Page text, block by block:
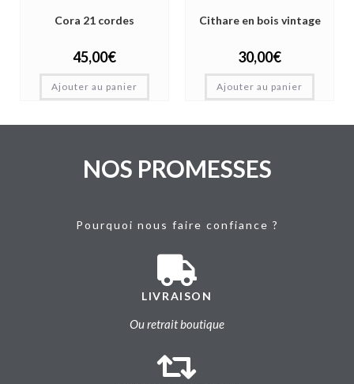
Cora 21 cordes
45,00€
Ajouter au panier
Cithare en bois vintage
30,00€
Ajouter au panier
NOS PROMESSES
Pourquoi nous faire confiance ?
LIVRAISON
Ou retrait boutique